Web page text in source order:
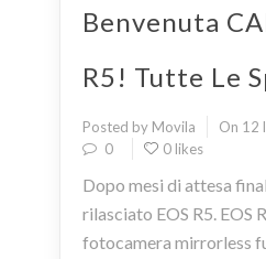
Benvenuta
R5! Tutte Le
Posted by Movila
On 12
0
0 likes
Dopo mesi di attesa
rilasciato EOS R5. EOS
fotocamera mirrorless